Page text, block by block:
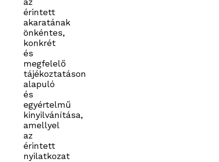
érintett
akaratának
önkéntes,
konkrét
és
megfelelő
tájékoztatáson
alapuló
és
egyértelmű
kinyilvánítása,
amellyel
az
érintett
nyilatkozat